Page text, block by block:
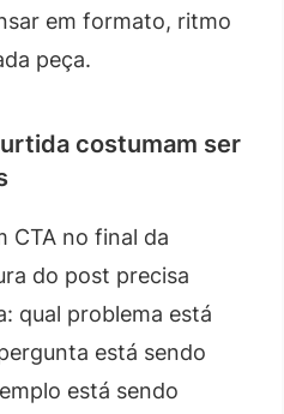
em formato, ritmo
peça.
costumam ser
CTA no final da
do post precisa
qual problema está
está sendo
está sendo